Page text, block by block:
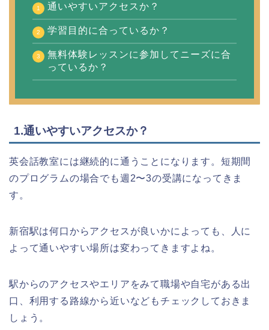
通いやすいアクセスか？
学習目的に合っているか？
無料体験レッスンに参加してニーズに合
っているか？
1.通いやすいアクセスか？
英会話教室には継続的に通うことになります。短期間
のプログラムの場合でも週2〜3の受講になってきま
す。
新宿駅は何口からアクセスが良いかによっても、人に
よって通いやすい場所は変わってきますよね。
駅からのアクセスやエリアをみて職場や自宅がある出
口、利用する路線から近いなどもチェックしておきま
しょう。